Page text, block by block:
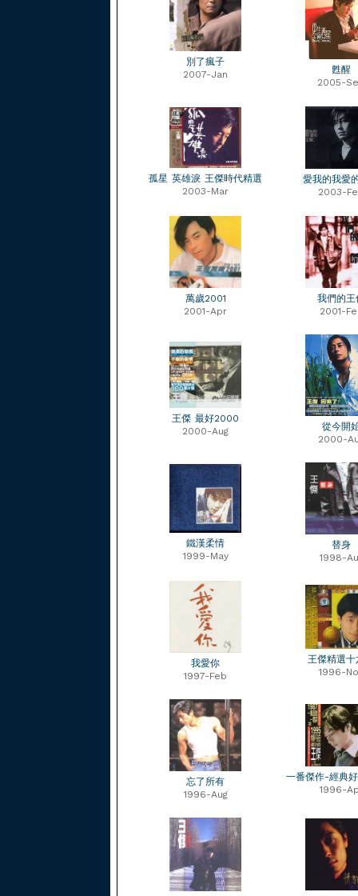
別了瘋子
2007-Jan
甦醒
2005-
孤星 英雄淚 王傑時代精選
2003-Mar
愛我的我愛
2003-
萬歲2001
2001-Apr
我們的王
2001-
王傑 最好2000
2000-Aug
從今開
2000-
鐵漢柔情
1999-May
替身
1998-
我愛你
1997-Feb
王傑精選十
1996-
忘了所有
1996-Aug
一番傑作-經典
1996-